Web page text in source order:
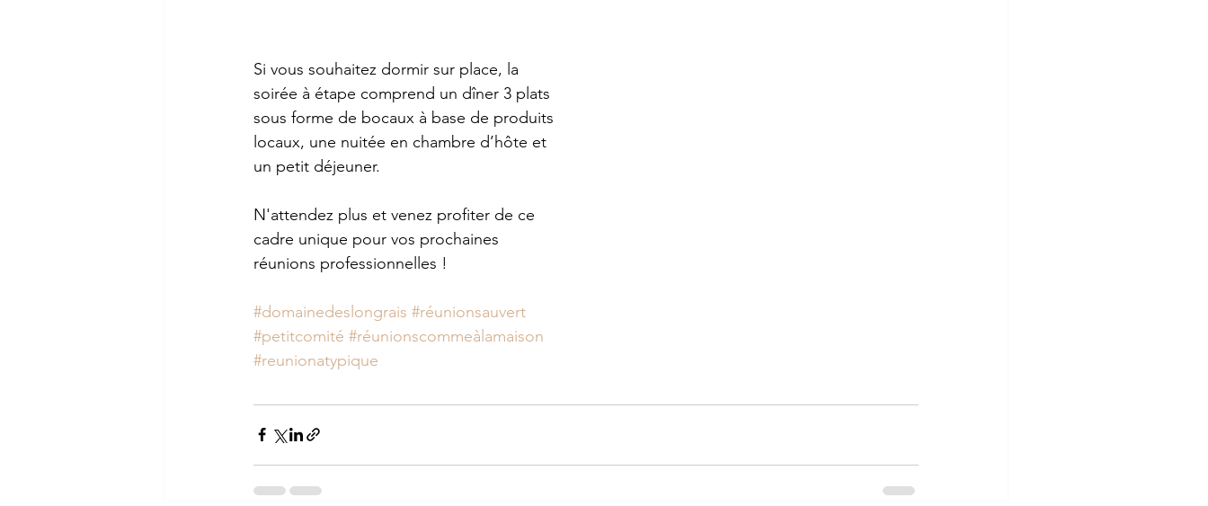
Si vous souhaitez dormir sur place, la
soirée à étape comprend un dîner 3 plats
sous forme de bocaux à base de produits
locaux, une nuitée en chambre d’hôte et
un petit déjeuner.
N'attendez plus et venez profiter de ce
cadre unique pour vos prochaines
réunions professionnelles !
#domainedeslongrais #réunionsauvert
#petitcomité #réunionscommeàlamaison
#reunionatypique